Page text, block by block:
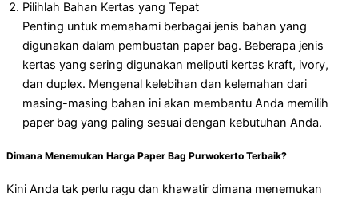
Pilihlah Bahan Kertas yang Tepat
Penting untuk memahami berbagai jenis bahan yang
digunakan dalam pembuatan paper bag. Beberapa jenis
kertas yang sering digunakan meliputi kertas kraft, ivory,
dan duplex. Mengenal kelebihan dan kelemahan dari
masing-masing bahan ini akan membantu Anda memilih
paper bag yang paling sesuai dengan kebutuhan Anda.
Dimana Menemukan Harga Paper Bag Purwokerto Terbaik?
Kini Anda tak perlu ragu dan khawatir dimana menemukan